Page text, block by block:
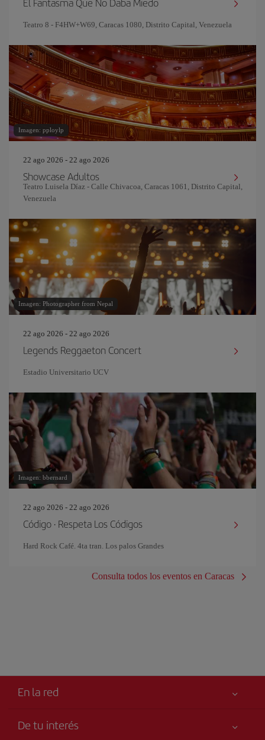
Teatro 8 - F4HW+W69, Caracas 1080, Distrito Capital, Venezuela
Imagen: pploylp
22 ago 2026 - 22 ago 2026
Showcase Adultos
Teatro Luisela Díaz - Calle Chivacoa, Caracas 1061, Distrito Capital,
Venezuela
Imagen: Photographer from Nepal
22 ago 2026 - 22 ago 2026
Legends Reggaeton Concert
Estadio Universitario UCV
Imagen: bbernard
22 ago 2026 - 22 ago 2026
Código · Respeta Los Códigos
Hard Rock Café. 4ta tran. Los palos Grandes
Consulta todos los eventos en Caracas
En la red
De tu interés